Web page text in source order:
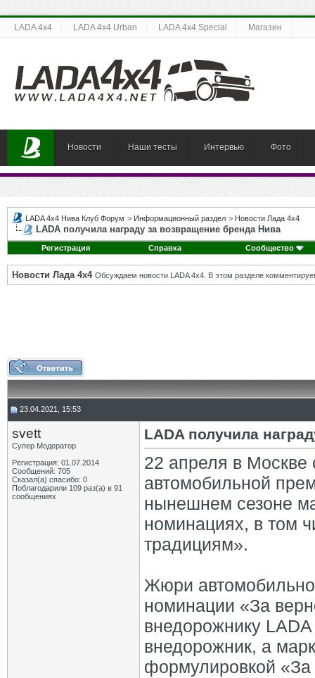
LADA 4x4 LADA 4x4 Urban LADA 4x4 Special Магазин
Новости Наши тесты Интервью Фото
LADA 4x4 Нива Клуб Форум > Информационный раздел > Новости Лада 4х4
LADA получила награду за возвращение бренда Нива
Регистрация Справка Сообщество
Новости Лада 4х4 Обсуждаем новости LADA 4x4. В этом разделе
23.04.2021, 15:53
svett
Супер Модератор
Регистрация: 01.07.2014
Сообщений: 705
Сказал(а) спасибо: 0
Поблагодарили 109 раз(а) в 91
сообщениях
LADA получила
22 апреля в Москве
автомобильной
нынешнем сезоне
номинациях, в том
традициям».
Жюри
номинации «За
внедорожнику
внедорожник, а
формулировкой